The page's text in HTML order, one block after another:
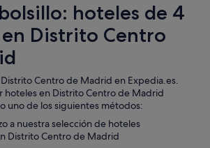
hoteles de 4
Distrito Centro
Centro de Madrid en Expedia.es.
hoteles en Distrito Centro de Madrid
uno de los siguientes métodos:
a nuestra selección de hoteles
Distrito Centro de Madrid